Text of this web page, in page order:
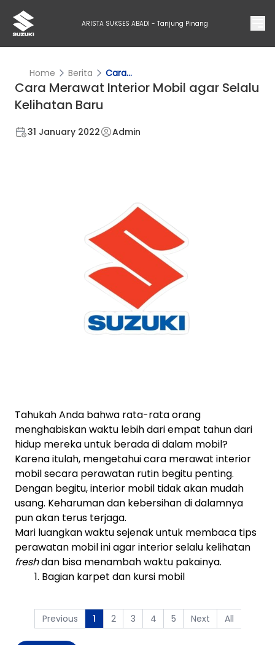
ARISTA SUKSES ABADI - Tanjung Pinang
Home Berita Cara...
Cara Merawat Interior Mobil agar Selalu
Kelihatan Baru
31 January 2022 Admin
Tahukah Anda bahwa rata-rata orang
menghabiskan waktu lebih dari empat tahun dari
hidup mereka untuk berada di dalam mobil?
Karena itulah, mengetahui cara merawat interior
mobil secara perawatan rutin begitu penting.
Dengan begitu, interior mobil tidak akan mudah
usang. Keharuman dan kebersihan di dalamnya
pun akan terus terjaga.
Mari luangkan waktu sejenak untuk membaca tips
perawatan mobil ini agar interior selalu kelihatan
freshdan bisa menambah waktu pakainya.
1. Bagian karpet dan kursi mobil
Previous 1 2 3 4 5 Next All